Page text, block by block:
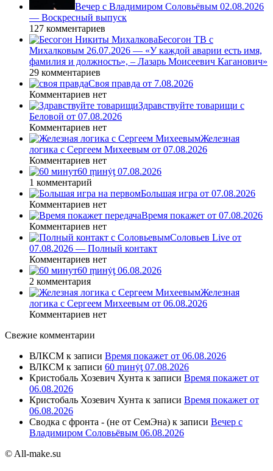
Вечер с Владимиром Соловьёвым 02.08.2026
— Воскресный выпуск
127 комментариев
Бесогон ТВ с
Михалковым 26.07.2026 — «У каждой аварии есть имя,
фамилия и должность», – Лазарь Моисеевич Каганович»
29 комментариев
Своя правда от 7.08.2026
Комментариев нет
Здравствуйте товарищи с
Беловой от 07.08.2026
Комментариев нет
Железная
логика с Сергеем Михеевым от 07.08.2026
Комментариев нет
60 ṃинẏƫ 07.08.2026
1 комментарий
Большая игра от 07.08.2026
Комментариев нет
Время покажет от 07.08.2026
Комментариев нет
Соловьев Live от
07.08.2026 — Полный контакт
Комментариев нет
60 ṃинẏƫ 06.08.2026
2 комментария
Железная
логика с Сергеем Михеевым от 06.08.2026
Комментариев нет
Свежие комментарии
ВЛКСМ к записи Время покажет от 06.08.2026
ВЛКСМ к записи 60 ṃинẏƫ 07.08.2026
Кристобаль Хозевич Хунта к записи Время покажет от
06.08.2026
Кристобаль Хозевич Хунта к записи Время покажет от
06.08.2026
Сводка с фронта - (не от СемЭна) к записи Вечер с
Владимиром Соловьёвым 06.08.2026
© All-make.su